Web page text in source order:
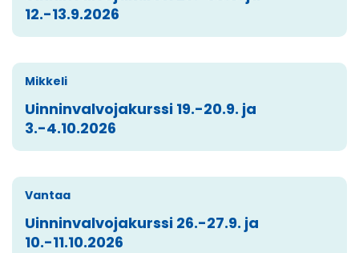
12.-13.9.2026
Mikkeli
Uinninvalvojakurssi 19.-20.9. ja
3.-4.10.2026
Vantaa
Uinninvalvojakurssi 26.-27.9. ja
10.-11.10.2026